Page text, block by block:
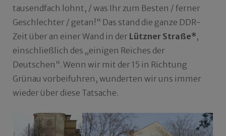
tausendfach lohnt, / was Ihr zum Besten / ferner
Geschlechter / getan!“ Das stand die ganze DDR-
Zeit über an einer Wand in der Lützner Straße*,
einschließlich des „einigen Reiches der
Deutschen“. Wenn wir mit der 15 in Richtung
Grünau vorbeifuhren, wunderten wir uns immer
wieder über diese Tatsache.